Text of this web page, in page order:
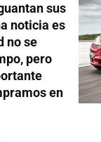
sus
noticia es
no se
pero
en